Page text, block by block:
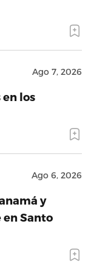
Ago 7, 2026
los
Ago 6, 2026
y
Santo